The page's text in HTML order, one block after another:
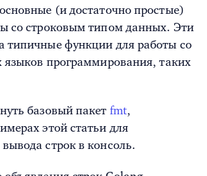
(и достаточно простые)
со строковым типом данных. Эти
типичные функции для работы со
языков программирования, таких
базовый пакет fmt,
этой статьи для
строк в консоль.